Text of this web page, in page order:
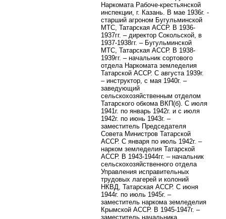
Наркомата Рабоче-крестьянской
инспекции, г. Казань. В мае 1936г. -
старший агроном Бугульминской
МТС, Татарская АССР. В 1936-
1937гг. – директор Сокольской, в
1937-1938гг. – Бугульминской
МТС, Татарская АССР. В 1938-
1939гг. – начальник сортового
отдела Наркомата земледелия
Татарской АССР. С августа 1939г.
– инструктор, с мая 1940г. –
заведующий
сельскохозяйственным отделом
Татарского обкома ВКП(б). С июля
1941г. по январь 1942г. и с июля
1942г. по июнь 1943г. –
заместитель Председателя
Совета Министров Татарской
АССР. С января по июль 1942г. –
нарком земледелия Татарской
АССР. В 1943-1944гг. – начальник
сельскохозяйственного отдела
Управления исправительных
трудовых лагерей и колоний
НКВД, Татарская АССР. С июня
1944г. по июль 1945г. –
заместитель наркома земледелия
Крымской АССР. В 1945-1947г. –
заместитель начальника,